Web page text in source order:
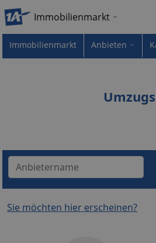
Immobilienmarkt
Immobilienmarkt Anbieten
Sie möchten hier erscheinen?